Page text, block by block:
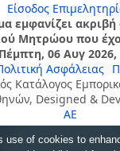
Είσοδος
εμφανίζει ακριβή
Μητρώου που
06 Αυγ 2026,
Ασφάλειας
Κατάλογος
Designed &
AE
use of cookies to